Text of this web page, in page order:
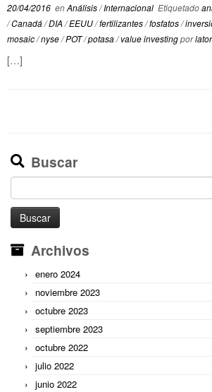
20/04/2016 enAnálisis/Internacional Etiquetado
/Canadá/DIA /EEUU/fertilizantes/fosfatos/
mosaic/nyse/POT/potasa/value investingpor
[…]
Buscar
Buscar:
Archivos
enero 2024
noviembre 2023
octubre 2023
septiembre 2023
octubre 2022
julio 2022
junio 2022